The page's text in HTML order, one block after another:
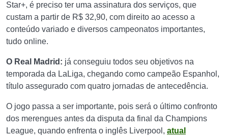
Star+, é preciso ter uma assinatura dos serviços, que
custam a partir de R$ 32,90, com direito ao acesso a
conteúdo variado e diversos campeonatos importantes,
tudo online.
O Real Madrid: já conseguiu todos seu objetivos na
temporada da LaLiga, chegando como campeão Espanhol,
título assegurado com quatro jornadas de antecedência.
O jogo passa a ser importante, pois será o último confronto
dos merengues antes da disputa da final da Champions
League, quando enfrenta o inglês Liverpool, atual